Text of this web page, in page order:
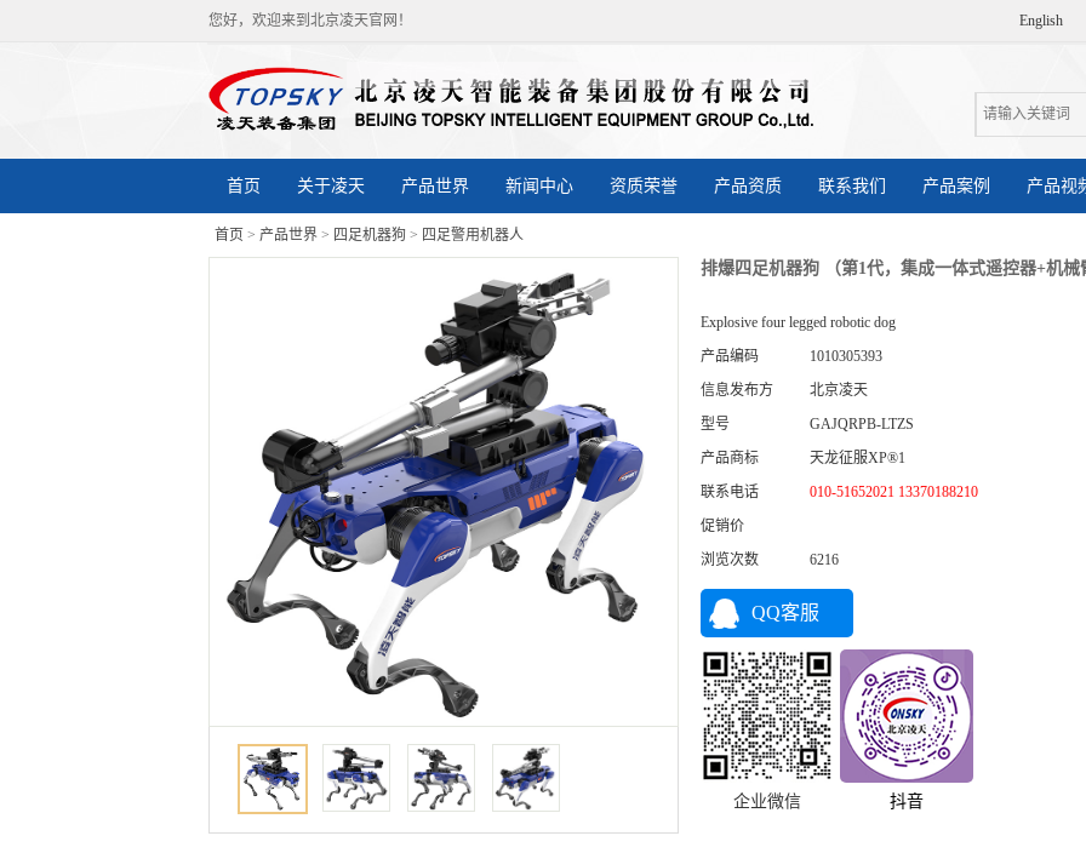
您好，欢迎来到北京凌天官网！ English
首页 关于凌天 产品世界 新闻中心 资质荣誉 产品资质 联系我们 产品案例 产品视
首页 > 产品世界 > 四足机器狗 > 四足警用机器人
排爆四足机器狗 （第1代，集成一体式遥控器+机械
Explosive four legged robotic dog
产品编码
1010305393
信息发布方
北京凌天
型号
GAJQRPB-LTZS
产品商标
天龙征服XP®1
联系电话
010-51652021 13370188210
促销价
浏览次数
6216
QQ客服
企业微信 抖音